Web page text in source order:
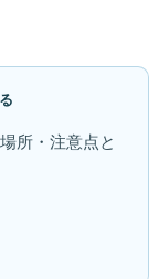
所・注意点と